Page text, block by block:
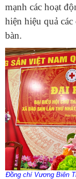
mạnh các hoạt
hiện hiệu quả
bàn.
Đồng chí Vương Biên